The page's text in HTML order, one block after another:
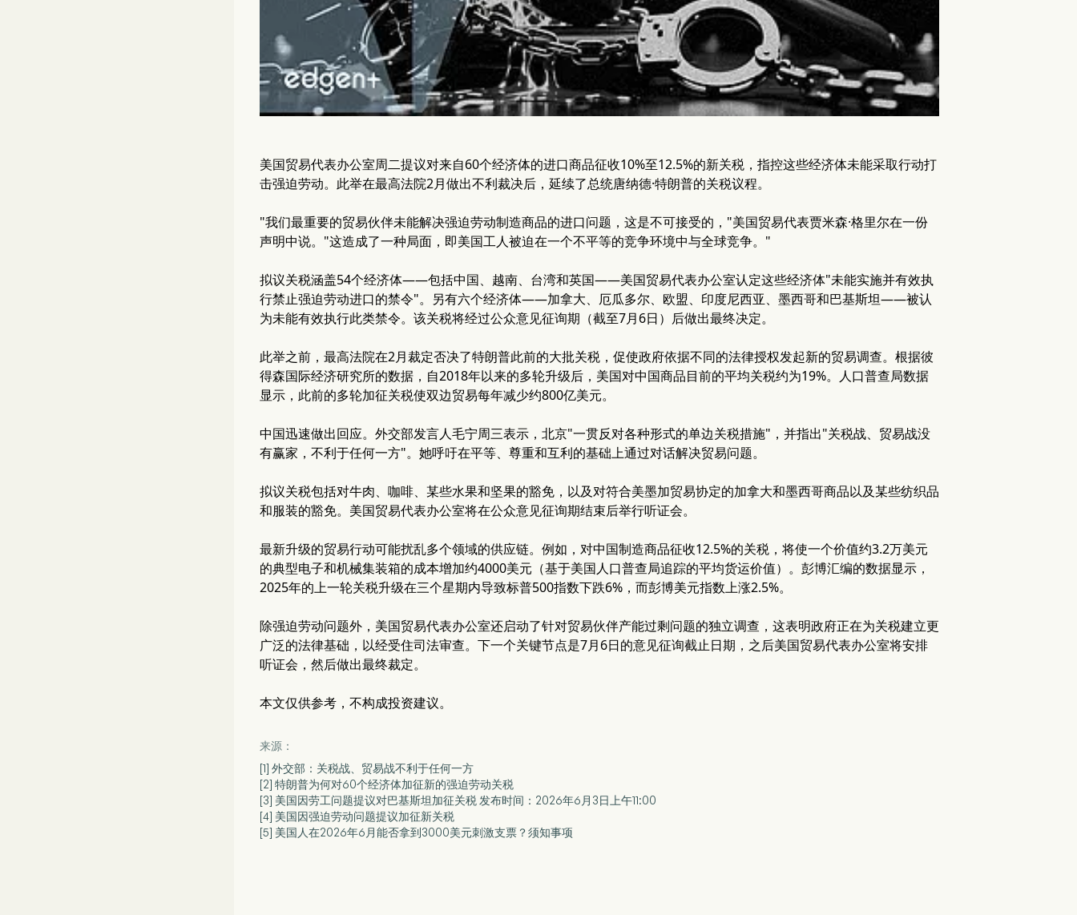
美国贸易代表办公室周二提议对来自60个经济体的进口商品征收10%至12.5%的新关税，指控这些经济体未能采取行动打
击强迫劳动。此举在最高法院2月做出不利裁决后，延续了总统唐纳德·特朗普的关税议程。
"我们最重要的贸易伙伴未能解决强迫劳动制造商品的进口问题，这是不可接受的，"美国贸易代表贾米森·格里尔在一份
声明中说。"这造成了一种局面，即美国工人被迫在一个不平等的竞争环境中与全球竞争。"
拟议关税涵盖54个经济体——包括中国、越南、台湾和英国——美国贸易代表办公室认定这些经济体"未能实施并有效执
行禁止强迫劳动进口的禁令"。另有六个经济体——加拿大、厄瓜多尔、欧盟、印度尼西亚、墨西哥和巴基斯坦——被认
为未能有效执行此类禁令。该关税将经过公众意见征询期（截至7月6日）后做出最终决定。
此举之前，最高法院在2月裁定否决了特朗普此前的大批关税，促使政府依据不同的法律授权发起新的贸易调查。根据彼
得森国际经济研究所的数据，自2018年以来的多轮升级后，美国对中国商品目前的平均关税约为19%。人口普查局数据
显示，此前的多轮加征关税使双边贸易每年减少约800亿美元。
中国迅速做出回应。外交部发言人毛宁周三表示，北京"一贯反对各种形式的单边关税措施"，并指出"关税战、贸易战没
有赢家，不利于任何一方"。她呼吁在平等、尊重和互利的基础上通过对话解决贸易问题。
拟议关税包括对牛肉、咖啡、某些水果和坚果的豁免，以及对符合美墨加贸易协定的加拿大和墨西哥商品以及某些纺织品
和服装的豁免。美国贸易代表办公室将在公众意见征询期结束后举行听证会。
最新升级的贸易行动可能扰乱多个领域的供应链。例如，对中国制造商品征收12.5%的关税，将使一个价值约3.2万美元
的典型电子和机械集装箱的成本增加约4000美元（基于美国人口普查局追踪的平均货运价值）。彭博汇编的数据显示，
2025年的上一轮关税升级在三个星期内导致标普500指数下跌6%，而彭博美元指数上涨2.5%。
除强迫劳动问题外，美国贸易代表办公室还启动了针对贸易伙伴产能过剩问题的独立调查，这表明政府正在为关税建立更
广泛的法律基础，以经受住司法审查。下一个关键节点是7月6日的意见征询截止日期，之后美国贸易代表办公室将安排
听证会，然后做出最终裁定。
本文仅供参考，不构成投资建议。
来源：
[1] 外交部：关税战、贸易战不利于任何一方
[2] 特朗普为何对60个经济体加征新的强迫劳动关税
[3] 美国因劳工问题提议对巴基斯坦加征关税 发布时间：2026年6月3日上午11:00
[4] 美国因强迫劳动问题提议加征新关税
[5] 美国人在2026年6月能否拿到3000美元刺激支票？须知事项